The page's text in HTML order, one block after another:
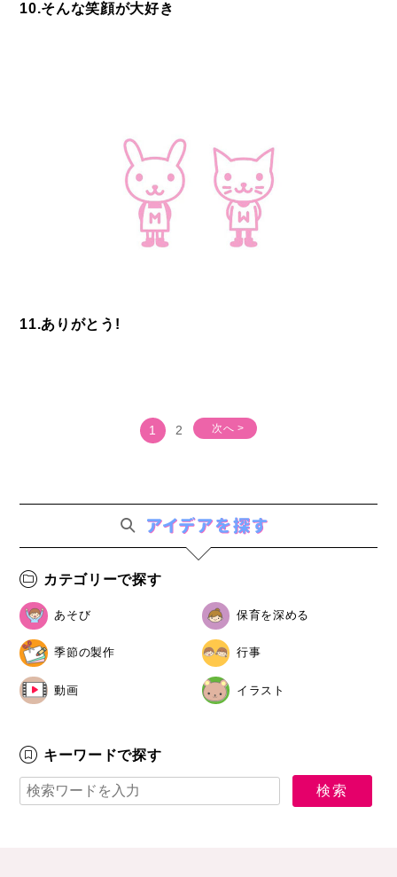
10.そんな笑顔が大好き
11.ありがとう!
1 2 次へ >
カテゴリーで探す
あそび 保育を深める
季節の製作 行事
動画 イラスト
キーワードで探す